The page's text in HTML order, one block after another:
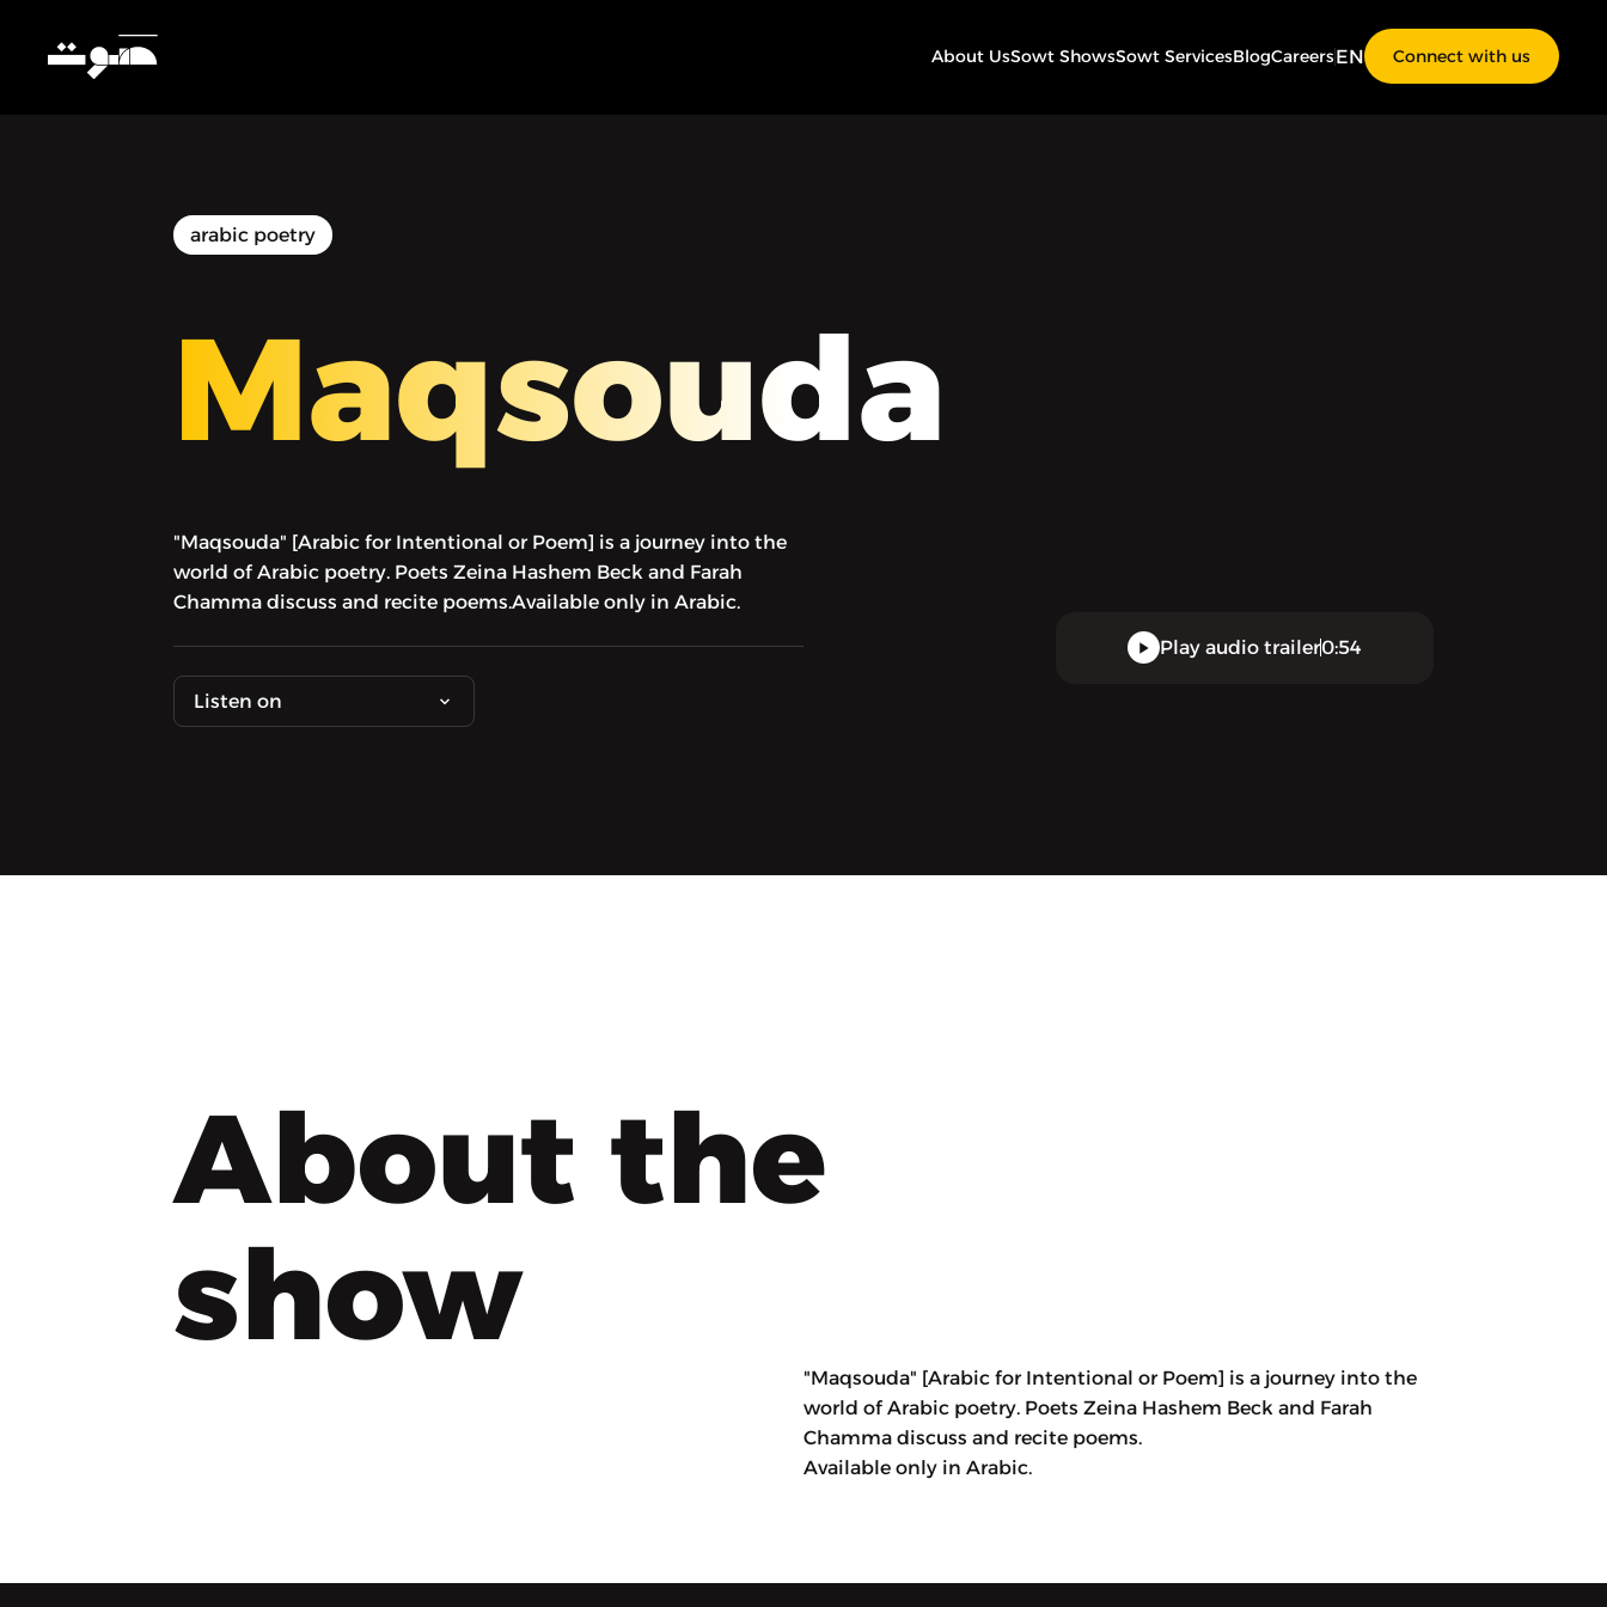
About UsSowt ShowsSowt ServicesBlogCareersEN Connect with us
arabic poetry
Maqsouda
"Maqsouda" [Arabic for Intentional or Poem] is a journey into the
world of Arabic poetry. Poets Zeina Hashem Beck and Farah
Chamma discuss and recite poems.Available only in Arabic.
Listen on
Play audio trailer0:54
About the
show
"Maqsouda" [Arabic for Intentional or Poem] is a journey into the
world of Arabic poetry. Poets Zeina Hashem Beck and Farah
Chamma discuss and recite poems.
Available only in Arabic.